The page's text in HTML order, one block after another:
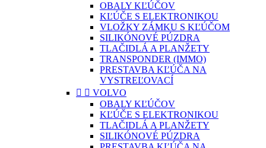
OBALY KĽÚČOV
KĽÚČE S ELEKTRONIKOU
VLOŽKY ZÁMKU S KĽÚČOM
SILIKÓNOVÉ PÚZDRA
TLAČIDLÁ A PLANŽETY
TRANSPONDER (IMMO)
PRESTAVBA KĽÚČA NA
VYSTREĽOVACÍ
  VOLVO
OBALY KĽÚČOV
KĽÚČE S ELEKTRONIKOU
TLAČIDLÁ A PLANŽETY
SILIKÓNOVÉ PÚZDRA